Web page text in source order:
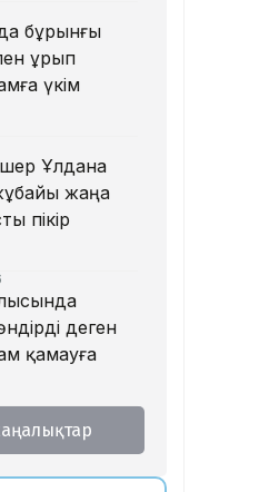
бұрынғы
ұрып
үкім
Ұлдана
жаңа
пікір
деген
қамауға
жасалған